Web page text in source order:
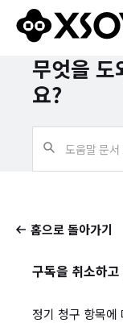
무엇을 도
요?
홈으로 돌아가기
구독을 취소하
정기 청구 항목에